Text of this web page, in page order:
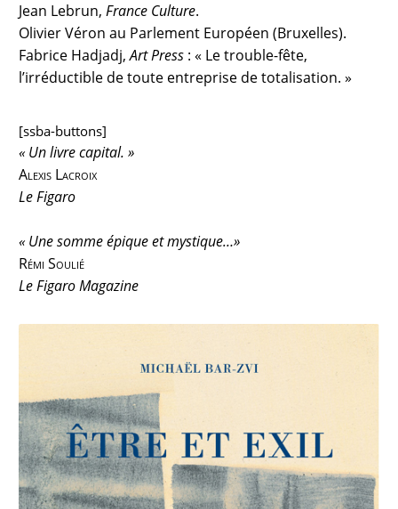
Jean Lebrun,France Culture.
Olivier Véron au Parlement Européen (Bruxelles).
Fabrice Hadjadj,Art Press : « Le trouble-fête,
l’irréductible de toute entreprise de totalisation. »
[ssba-buttons]
« Un livre capital. »
Alexis Lacroix
Le Figaro
« Une somme épique et mystique…»
Rémi Soulié
Le Figaro Magazine